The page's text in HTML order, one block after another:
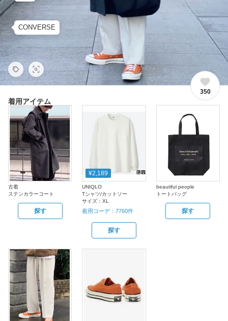
CONVERSE
350
着用アイテム
古着
ステンカラーコート
探す
¥2,189
UNIQLO
Tシャツ/カットソー
サイズ：XL
着用コーデ：7760件
探す
beautiful people
トートバッグ
探す